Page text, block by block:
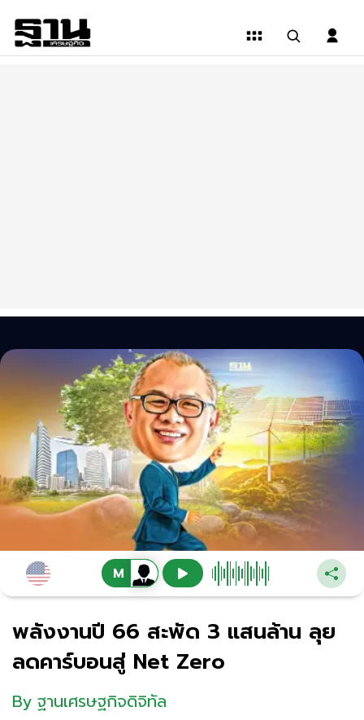
พลังงานปี 66 สะพัด 3 แสนล้าน ลุย
ลดคาร์บอนสู่ Net Zero
By ฐานเศรษฐกิจดิจิทัล